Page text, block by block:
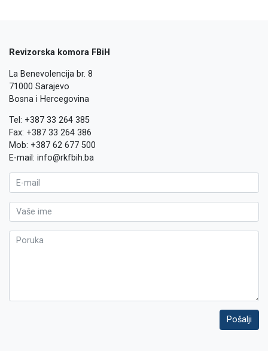
Revizorska komora FBiH
La Benevolencija br. 8
71000 Sarajevo
Bosna i Hercegovina
Tel: +387 33 264 385
Fax: +387 33 264 386
Mob: +387 62 677 500
E-mail: info@rkfbih.ba
Pošalji